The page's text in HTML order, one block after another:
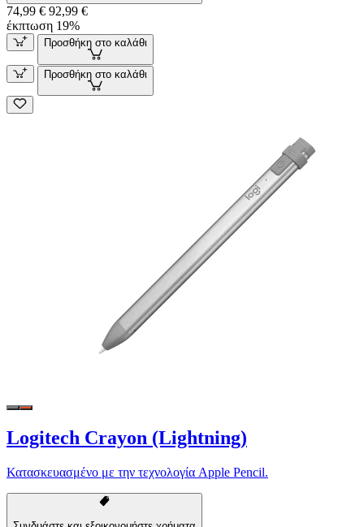
74,99 € 92,99 €
έκπτωση 19%
Προσθήκη στο καλάθι
Προσθήκη στο καλάθι
Logitech Crayon (Lightning)
Κατασκευασμένο με την τεχνολογία Apple Pencil.